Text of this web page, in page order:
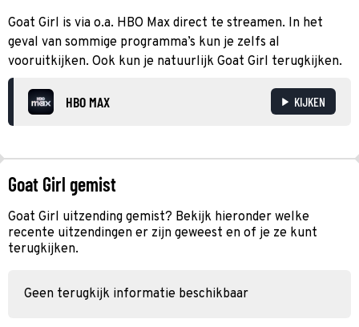
Goat Girl is via o.a. HBO Max direct te streamen. In het
geval van sommige programma’s kun je zelfs al
vooruitkijken. Ook kun je natuurlijk Goat Girl terugkijken.
HBO MAX KIJKEN
Goat Girl gemist
Goat Girl uitzending gemist? Bekijk hieronder welke
recente uitzendingen er zijn geweest en of je ze kunt
terugkijken.
Geen terugkijk informatie beschikbaar